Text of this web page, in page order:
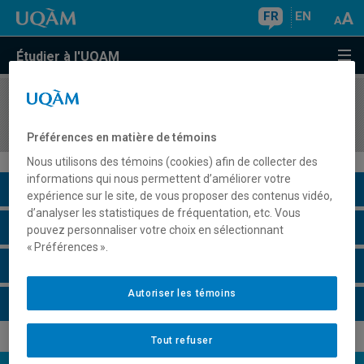
FR EN
Étudier à l'UQAM
COURS//
Description du cours
Horaire - Été 2026
Préférences en matière de témoins
Nous utilisons des témoins (cookies) afin de collecter des
informations qui nous permettent d’améliorer votre
expérience sur le site, de vous proposer des contenus vidéo,
d’analyser les statistiques de fréquentation, etc. Vous
pouvez personnaliser votre choix en sélectionnant
« Préférences ».
Tout refuser
Autoriser les témoins